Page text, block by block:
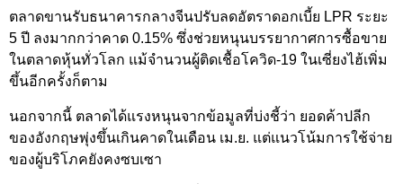
ตลาดขานรับธนาคารกลางจีนปรับลดอัตราดอกเบี้ย LPR ระยะ
5 ปี ลงมากกว่าคาด 0.15% ซึ่งช่วยหนุนบรรยากาศการซื้อขาย
ในตลาดหุ้นทั่วโลก แม้จำนวนผู้ติดเชื้อโควิด-19 ในเซี่ยงไฮ้เพิ่ม
ขึ้นอีกครั้งก็ตาม
นอกจากนี้ ตลาดได้แรงหนุนจากข้อมูลที่บ่งชี้ว่า ยอดค้าปลีก
ของอังกฤษพุ่งขึ้นเกินคาดในเดือน เม.ย. แต่แนวโน้มการใช้จ่าย
ของผู้บริโภคยังคงซบเซา